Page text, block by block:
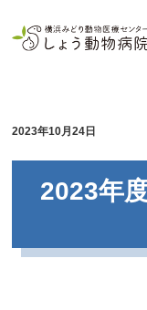
2023年10月24日
2023年